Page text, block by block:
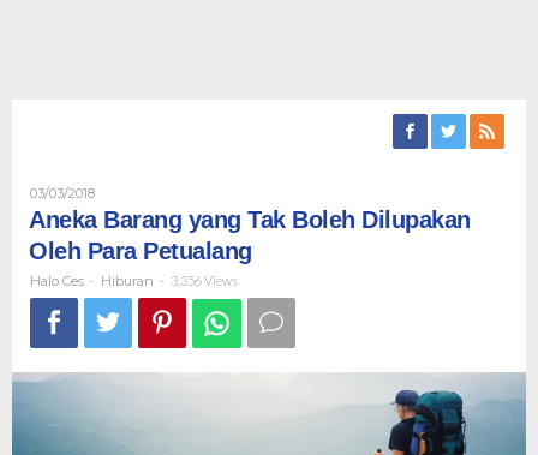
03/03/2018Oleh
Halo
Ces
Aneka Barang yang Tak Boleh Dilupakan
Oleh Para Petualang
Halo Ces - Hiburan - 3,356 Views